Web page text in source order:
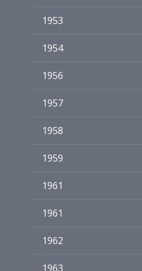
1953
1954
1956
1957
1958
1959
1961
1961
1962
1963